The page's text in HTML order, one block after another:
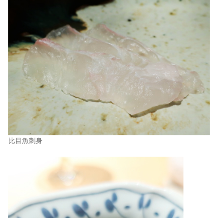
比目魚刺身